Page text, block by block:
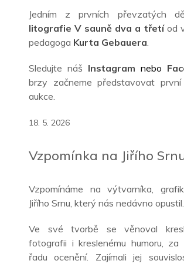
Jedním z prvních převzatých
litografie V sauně dva a třetí od
pedagoga Kurta Gebauera
Sledujte náš Instagram nebo
brzy začneme představovat
aukce.
18. 5. 2026
Vzpomínka na Jiřího
Vzpomínáme na výtvarníka,
Jiřího Srnu, který nás nedávno opustil.
Ve své tvorbě se věnoval
fotografii i kreslenému humoru, za
řadu ocenění. Zajímali jej